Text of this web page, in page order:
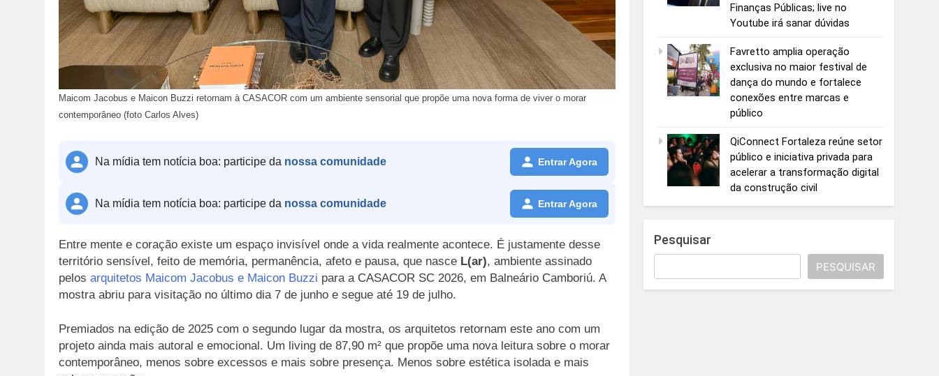
Maicom Jacobus e Maicon Buzzi retornam à CASACOR com um ambiente sensorial que propõe uma nova forma de viver o morar
contemporâneo (foto Carlos Alves)
Na mídia tem notícia boa: participe da nossa comunidade Entrar Agora
Na mídia tem notícia boa: participe da nossa comunidade Entrar Agora
Entre mente e coração existe um espaço invisível onde a vida realmente acontece. É justamente desse
território sensível, feito de memória, permanência, afeto e pausa, que nasce L(ar), ambiente assinado
pelos arquitetos Maicom Jacobus e Maicon Buzzi para a CASACOR SC 2026, em Balneário Camboriú. A
mostra abriu para visitação no último dia 7 de junho e segue até 19 de julho.
Premiados na edição de 2025 com o segundo lugar da mostra, os arquitetos retornam este ano com um
projeto ainda mais autoral e emocional. Um living de 87,90 m² que propõe uma nova leitura sobre o morar
contemporâneo, menos sobre excessos e mais sobre presença. Menos sobre estética isolada e mais
Finanças Públicas; live no
Youtube irá sanar dúvidas
Favretto amplia operação
exclusiva no maior festival de
dança do mundo e fortalece
conexões entre marcas e
público
QiConnect Fortaleza reúne setor
público e iniciativa privada para
acelerar a transformação digital
da construção civil
Pesquisar
PESQUISAR